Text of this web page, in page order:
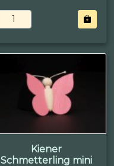
Kiener
Schmetterling mini